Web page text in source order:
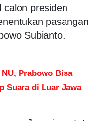
calon presiden
pasangan
Subianto.
Prabowo Bisa
Suara di Luar Jawa